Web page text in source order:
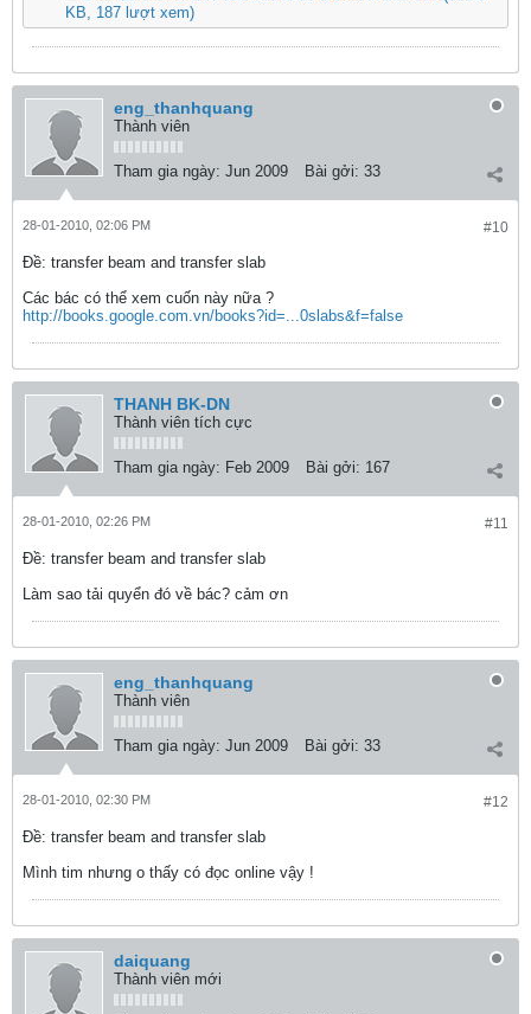
KB, 187 lượt xem)
eng_thanhquang
Thành viên
Tham gia ngày: Jun 2009 Bài gởi: 33
#10
28-01-2010, 02:06 PM
Ðề: transfer beam and transfer slab
Các bác có thể xem cuốn này nữa ?
http://books.google.com.vn/books?id=...0slabs&f=false
THANH BK-DN
Thành viên tích cực
Tham gia ngày: Feb 2009 Bài gởi: 167
#11
28-01-2010, 02:26 PM
Ðề: transfer beam and transfer slab
Làm sao tải quyển đó về bác? cảm ơn
eng_thanhquang
Thành viên
Tham gia ngày: Jun 2009 Bài gởi: 33
#12
28-01-2010, 02:30 PM
Ðề: transfer beam and transfer slab
Mình tim nhưng o thấy có đọc online vậy !
daiquang
Thành viên mới